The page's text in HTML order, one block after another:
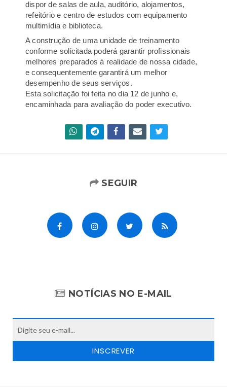
dispor de salas de aula, auditório, alojamentos,
refeitório e centro de estudos com equipamento
multimídia e biblioteca.
A construção de uma unidade de treinamento
conforme solicitada poderá garantir profissionais
melhores preparados à realidade de nossa cidade,
e consequentemente garantirá um melhor
desempenho de seus serviços.
Esta solicitação foi feita no dia 12 de junho e,
encaminhada para avaliação do poder executivo.
SEGUIR
NOTÍCIAS NO E-MAIL